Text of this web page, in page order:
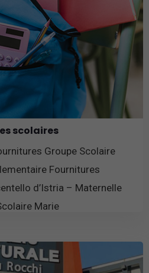
scolaires
Groupe Scolaire
Fournitures
d’Istria – Maternelle
Marie